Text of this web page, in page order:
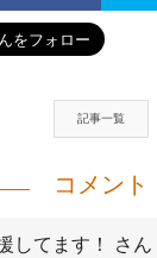
記事一覧
コメント
してます！ さん